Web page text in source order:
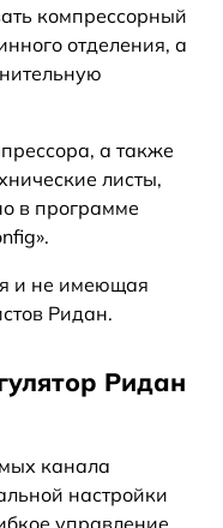
компрессорный
отделения, а
а также
листы,
в программе
».
и не имеющая
Ридан.
Ридан
канала
настройки
управление